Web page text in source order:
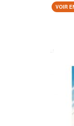
VOIR